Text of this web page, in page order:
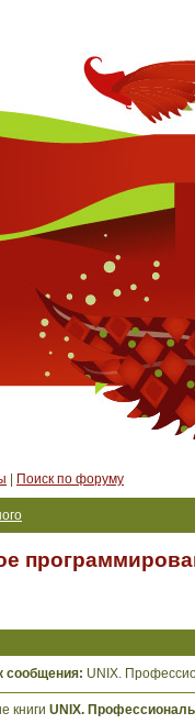
Поиск по форуму
сообщения: UNIX.
книги UNIX.